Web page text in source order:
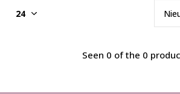
Seen 0 of the 0